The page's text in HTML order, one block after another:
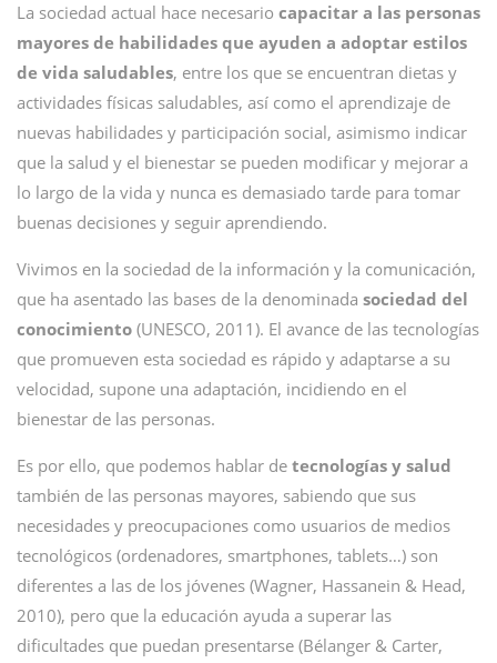
La sociedad actual hace necesario capacitar a las personas
mayores de habilidades que ayuden a adoptar estilos
de vida saludables, entre los que se encuentran dietas y
actividades físicas saludables, así como el aprendizaje de
nuevas habilidades y participación social, asimismo indicar
que la salud y el bienestar se pueden modificar y mejorar a
lo largo de la vida y nunca es demasiado tarde para tomar
buenas decisiones y seguir aprendiendo.
Vivimos en la sociedad de la información y la comunicación,
que ha asentado las bases de la denominada sociedad del
conocimiento (UNESCO, 2011). El avance de las tecnologías
que promueven esta sociedad es rápido y adaptarse a su
velocidad, supone una adaptación, incidiendo en el
bienestar de las personas.
Es por ello, que podemos hablar de tecnologías y salud
también de las personas mayores, sabiendo que sus
necesidades y preocupaciones como usuarios de medios
tecnológicos (ordenadores, smartphones, tablets…) son
diferentes a las de los jóvenes (Wagner, Hassanein & Head,
2010), pero que la educación ayuda a superar las
dificultades que puedan presentarse (Bélanger & Carter,